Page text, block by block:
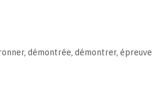
, démontrée, démontrer, épreuve